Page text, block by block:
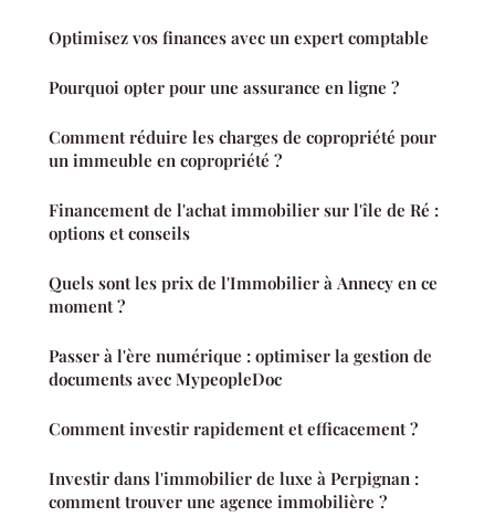
Optimisez vos finances avec un expert comptable
Pourquoi opter pour une assurance en ligne ?
Comment réduire les charges de copropriété pour
un immeuble en copropriété ?
Financement de l'achat immobilier sur l'île de Ré :
options et conseils
Quels sont les prix de l'Immobilier à Annecy en ce
moment ?
Passer à l'ère numérique : optimiser la gestion de
documents avec MypeopleDoc
Comment investir rapidement et efficacement ?
Investir dans l'immobilier de luxe à Perpignan :
comment trouver une agence immobilière ?